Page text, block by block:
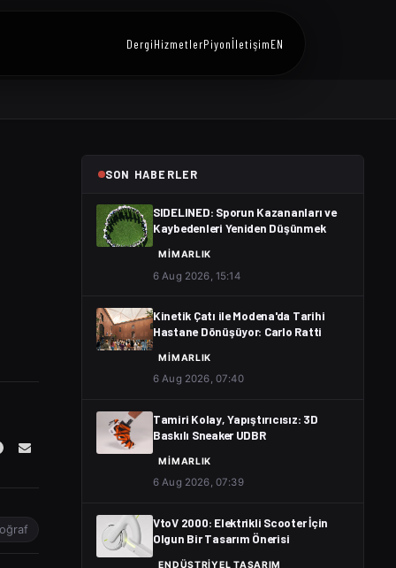
DergiHizmetlerPiyonİletişimEN
SON HABERLER
SIDELINED: Sporun Kazananları ve
Kaybedenleri Yeniden Düşünmek
MIMARLIK
6 Aug 2026, 15:14
Kinetik Çatı ile Modena'da Tarihi
Hastane Dönüşüyor: Carlo Ratti
MIMARLIK
6 Aug 2026, 07:40
Tamiri Kolay, Yapıştırıcısız: 3D
Baskılı Sneaker UDBR
MIMARLIK
6 Aug 2026, 07:39
VtoV 2000: Elektrikli Scooter İçin
Olgun Bir Tasarım Önerisi
ENDÜSTRIYEL TASARIM